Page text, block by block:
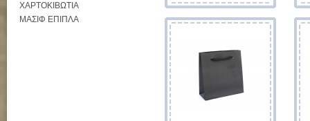
ΧΑΡΤΟΚΙΒΩΤΙΑ
ΜΑΣΙΦ ΕΠΙΠΛΑ